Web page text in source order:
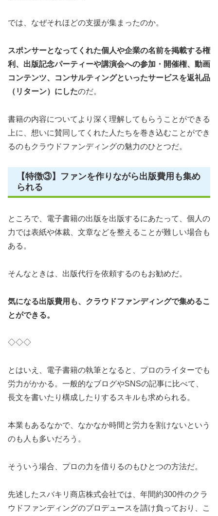
では、なぜそれほどの支援が集まったのか。
スポンサーとなってくれた個人や企業の名前を掲載する権
利、出版記念パーティーや講演会への参加・開催権、動画
コンテンツ、コンサルティングといったサービスを返礼品
（リターン）にしたのだ。
書籍の内容についてより深く理解してもらうことができる
上に、想いに賛同してくれた人たちを巻き込むことができ
るのもクラウドファンディングの魅力のひとつだ。
【特徴③】ファンを作りながら出版費用も集め
られる
ところで、電子書籍の出版を出版するにあたって、個人の
力では表紙や体裁、文章などを整えることが難しい場合も
ある。
そんなときは、出版代行を依頼するのもお勧めだ。
気になる出版費用も、クラウドファンディングで集めるこ
とができる。
◇◇◇
とはいえ、電子書籍の執筆となると、プロのライターでも
労力がかかる。一般的なブログやSNSの記事に比べて、
長文を書いたり構成したりするスキルも求められる。
本業もあるなかで、なかなか時間と労力を割けないという
のも人も多いだろう。
そういう場合、プロの力を借りるのもひとつの方法だ。
先述したスバキリ商店株式会社では、年間約300件のクラ
ウドファンディングのプロデュースを請け負っており、こ